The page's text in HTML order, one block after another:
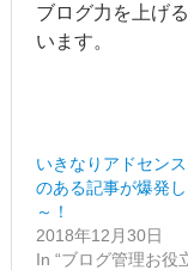
ブログ力を上げ
います。
いきなりアドセン
のある記事が爆発
～！
2018年12月30日
In “ブログ管理お役